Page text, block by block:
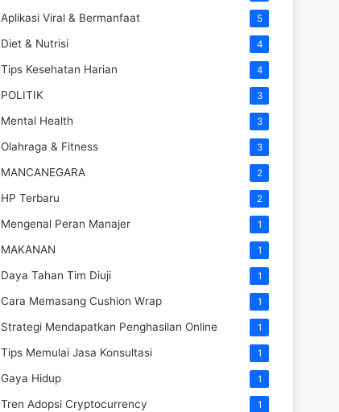
Aplikasi Viral & Bermanfaat 5
Diet & Nutrisi 4
Tips Kesehatan Harian 4
POLITIK 3
Mental Health 3
Olahraga & Fitness 3
MANCANEGARA 2
HP Terbaru 2
Mengenal Peran Manajer 1
MAKANAN 1
Daya Tahan Tim Diuji 1
Cara Memasang Cushion Wrap 1
Strategi Mendapatkan Penghasilan Online 1
Tips Memulai Jasa Konsultasi 1
Gaya Hidup 1
Tren Adopsi Cryptocurrency 1